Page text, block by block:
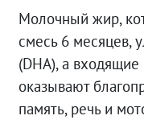
Молочный жир,
смесь 6 месяцев,
(DHA), а
оказывают
память, речь и